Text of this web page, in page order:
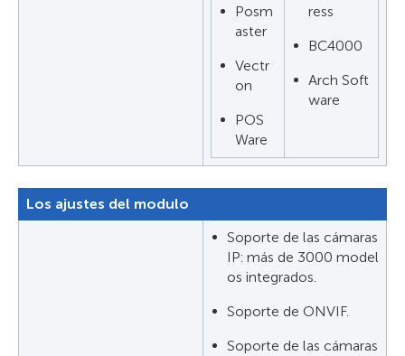
Posm
aster
Vectr
on
POS
Ware
ress
BC4000
Arch Soft
ware
Los ajustes del modulo
Soporte de las cámaras
IP: más de 3000 model
os integrados.
Soporte de ONVIF.
Soporte de las cámaras